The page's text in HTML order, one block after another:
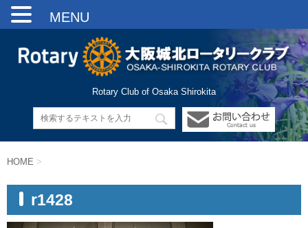
Rotary Club of Osaka Shirokita
HOME >
r1428
MENU